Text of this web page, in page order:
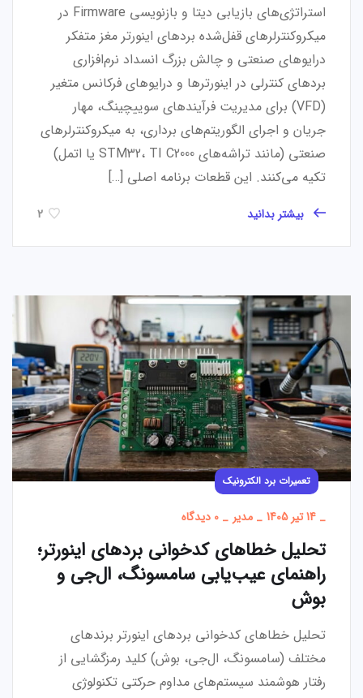
استراتژی‌های بازیابی دیتا و بازنویسی Firmware در
میکروکنترلرهای قفل‌شده بردهای اینورتر مغز متفکر
درایوهای صنعتی و چالش بزرگ انسداد نرم‌افزاری
بردهای کنترلی در اینورترها و درایوهای فرکانس متغیر
(VFD) برای مدیریت فرآیندهای سوییچینگ، مهار
جریان و اجرای الگوریتم‌های برداری، به میکروکنترلرهای
صنعتی (مانند تراشه‌های STM32، TI C2000 یا اتمل)
تکیه می‌کنند. این قطعات برنامه اصلی […]
بیشتر بدانید 2
تعمیرات برد الکترونیک
_ 14 تیر 1405 _ مدیر _ 0 دیدگاه
تحلیل خطاهای کدخوانی بردهای اینورتر؛
راهنمای عیب‌یابی سامسونگ، ال‌جی و
بوش
تحلیل خطاهای کدخوانی بردهای اینورتر برندهای
مختلف (سامسونگ، ال‌جی، بوش) کلید رمزگشایی از
رفتار هوشمند سیستم‌های مداوم حرکتی تکنولوژی